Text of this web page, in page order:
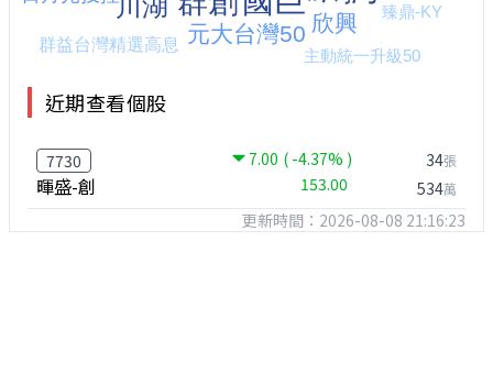
近期查看個股
7730 7.00 ( -4.37% )
暉盛-創 153.00
34張
534萬
更新時間：2026-08-08 21:16:23